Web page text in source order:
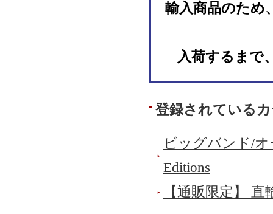
輸入商品のため
入荷するまで
登録されている
ビッグバンド/
Editions
【通販限定】 直